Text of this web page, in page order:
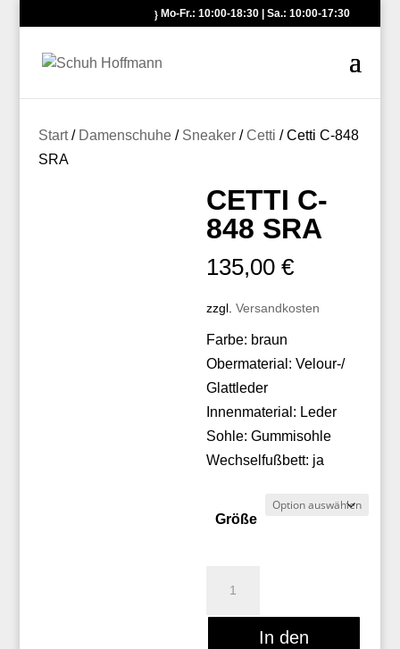
Mo-Fr.: 10:00-18:30 | Sa.: 10:00-17:30
Start/ Damenschuhe/ Sneaker/Cetti / Cetti C-848
SRA
CETTI C-
848 SRA
135,00€
zzgl.Versandkosten
Farbe: braun
Obermaterial: Velour-/
Glattleder
Innenmaterial: Leder
Sohle: Gummisohle
Wechselfußbett: ja
Größe
In den